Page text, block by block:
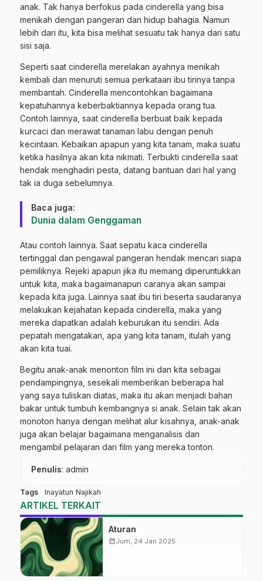
anak. Tak hanya berfokus pada cinderella yang bisa
menikah dengan pangeran dan hidup bahagia. Namun
lebih dari itu, kita bisa melihat sesuatu tak hanya dari satu
sisi saja.
Seperti saat cinderella merelakan ayahnya menikah
kembali dan menuruti semua perkataan ibu tirinya tanpa
membantah. Cinderella mencontohkan bagaimana
kepatuhannya keberbaktiannya kepada orang tua.
Contoh lainnya, saat cinderella berbuat baik kepada
kurcaci dan merawat tanaman labu dengan penuh
kecintaan. Kebaikan apapun yang kita tanam, maka suatu
ketika hasilnya akan kita nikmati. Terbukti cinderella saat
hendak menghadiri pesta, datang bantuan dari hal yang
tak ia duga sebelumnya.
Baca juga:
Dunia dalam Genggaman
Atau contoh lainnya. Saat sepatu kaca cinderella
tertinggal dan pengawal pangeran hendak mencari siapa
pemiliknya. Rejeki apapun jika itu memang diperuntukkan
untuk kita, maka bagaimanapun caranya akan sampai
kepada kita juga. Lainnya saat ibu tiri beserta saudaranya
melakukan kejahatan kepada cinderella, maka yang
mereka dapatkan adalah keburukan itu sendiri. Ada
pepatah mengatakan, apa yang kita tanam, itulah yang
akan kita tuai.
Begitu anak-anak menonton film ini dan kita sebagai
pendampingnya, sesekali memberikan beberapa hal
yang saya tuliskan diatas, maka itu akan menjadi bahan
bakar untuk tumbuh kembangnya si anak. Selain tak akan
monoton hanya dengan melihat alur kisahnya, anak-anak
juga akan belajar bagaimana menganalisis dan
mengambil pelajaran dari film yang mereka tonton.
Penulis: admin
Tags Inayatun Najikah
ARTIKEL TERKAIT
Aturan
calendar_monthJum, 24 Jan 2025